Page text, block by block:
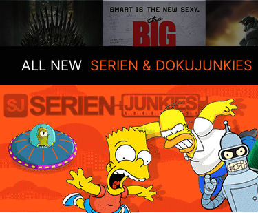
ALL NEW SERIEN & DOKUJUNKIES